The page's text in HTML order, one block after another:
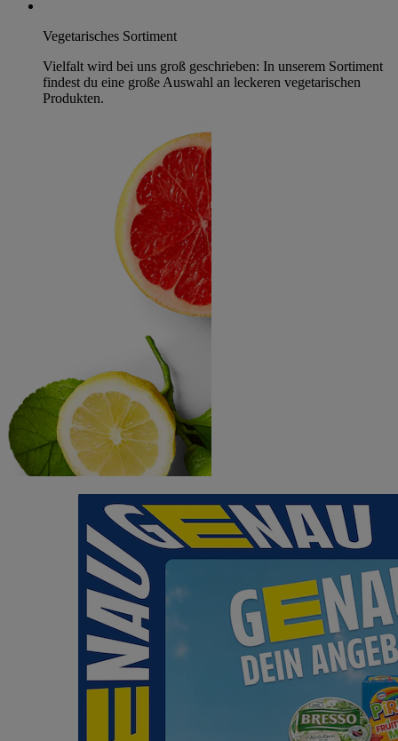
Vegetarisches Sortiment
Vielfalt wird bei uns groß geschrieben: In unserem Sortiment
findest du eine große Auswahl an leckeren vegetarischen
Produkten.